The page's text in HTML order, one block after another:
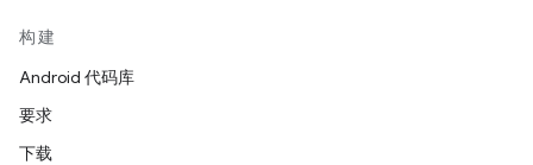
构建
Android 代码库
要求
下载